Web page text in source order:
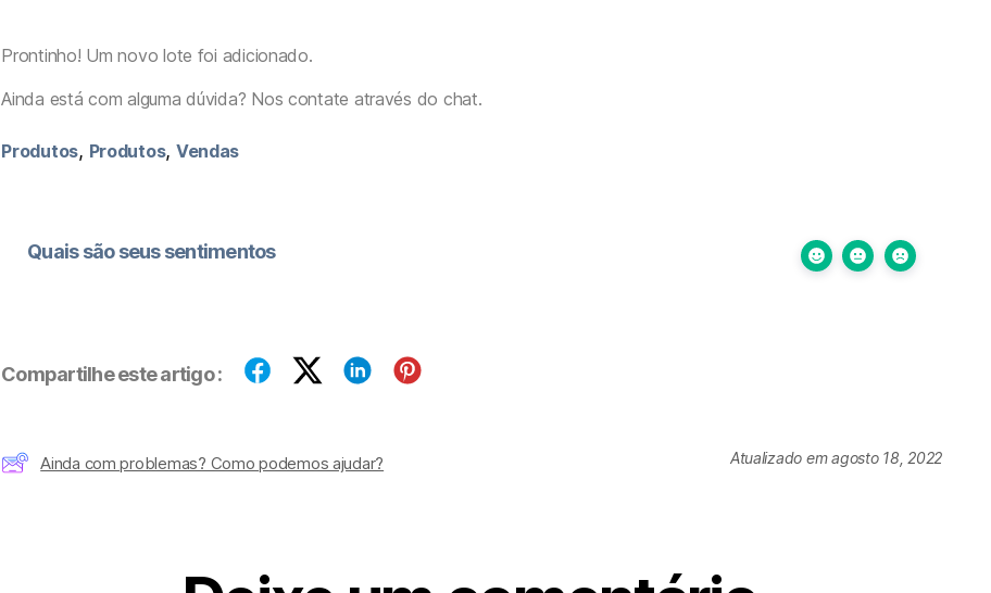
Prontinho! Um novo lote foi adicionado.
Ainda está com alguma dúvida? Nos contate através do chat.
Produtos, Produtos, Vendas
Quais são seus sentimentos
Compartilhe este artigo :
Ainda com problemas? Como podemos ajudar? Atualizado em agosto 18, 2022